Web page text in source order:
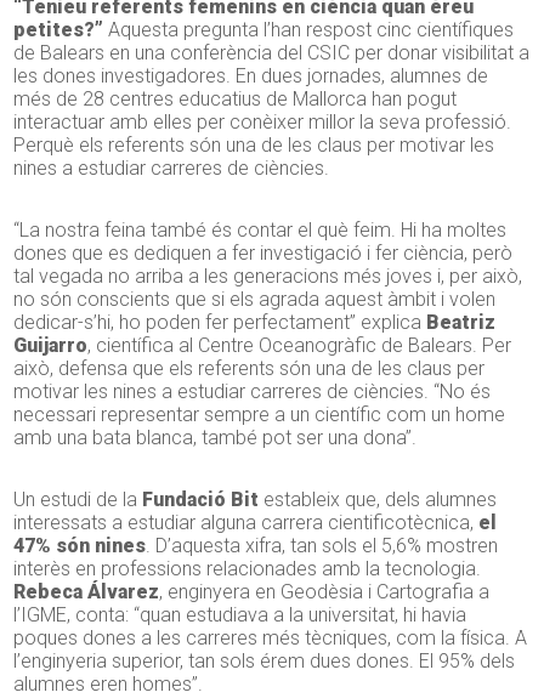
“Teníeu referents femenins en ciència quan éreu
petites?” Aquesta pregunta l’han respost cinc científiques
de Balears en una conferència del CSIC per donar visibilitat a
les dones investigadores. En dues jornades, alumnes de
més de 28 centres educatius de Mallorca han pogut
interactuar amb elles per conèixer millor la seva professió.
Perquè els referents són una de les claus per motivar les
nines a estudiar carreres de ciències.
“La nostra feina també és contar el què feim. Hi ha moltes
dones que es dediquen a fer investigació i fer ciència, però
tal vegada no arriba a les generacions més joves i, per això,
no són conscients que si els agrada aquest àmbit i volen
dedicar-s’hi, ho poden fer perfectament” explica Beatriz
Guijarro, científica al Centre Oceanogràfic de Balears. Per
això, defensa que els referents són una de les claus per
motivar les nines a estudiar carreres de ciències. “No és
necessari representar sempre a un científic com un home
amb una bata blanca, també pot ser una dona”.
Un estudi de la Fundació Bit estableix que, dels alumnes
interessats a estudiar alguna carrera cientificotècnica, el
47% són nines. D’aquesta xifra, tan sols el 5,6% mostren
interès en professions relacionades amb la tecnologia.
Rebeca Álvarez, enginyera en Geodèsia i Cartografia a
l’IGME, conta: “quan estudiava a la universitat, hi havia
poques dones a les carreres més tècniques, com la física. A
l’enginyeria superior, tan sols érem dues dones. El 95% dels
alumnes eren homes”.